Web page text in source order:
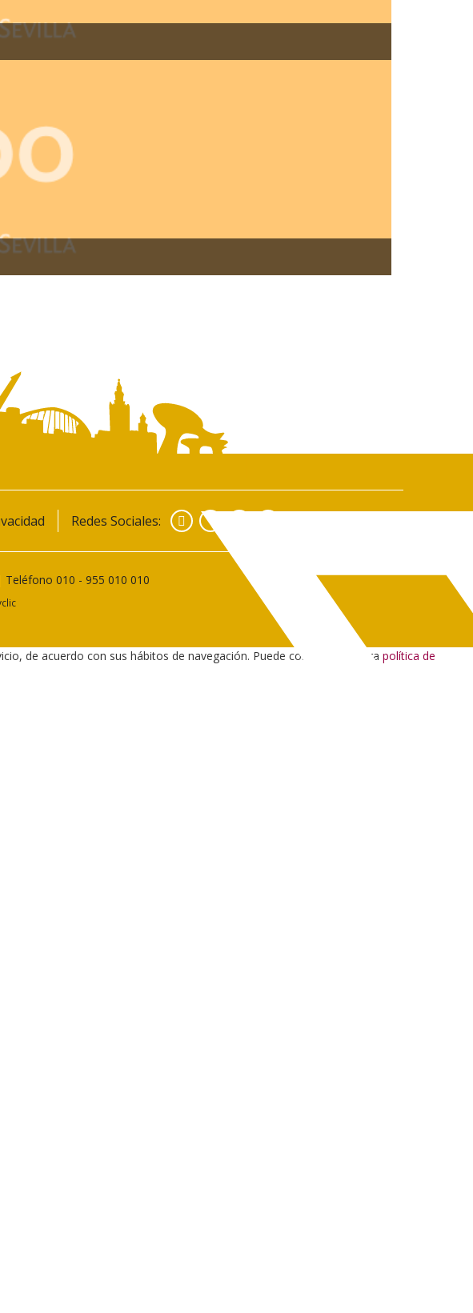
Redes Sociales: Facebook
Teléfono 010 - 955 010 010
de acuerdo con sus hábitos de navegación. Puede consultar nuestra política de